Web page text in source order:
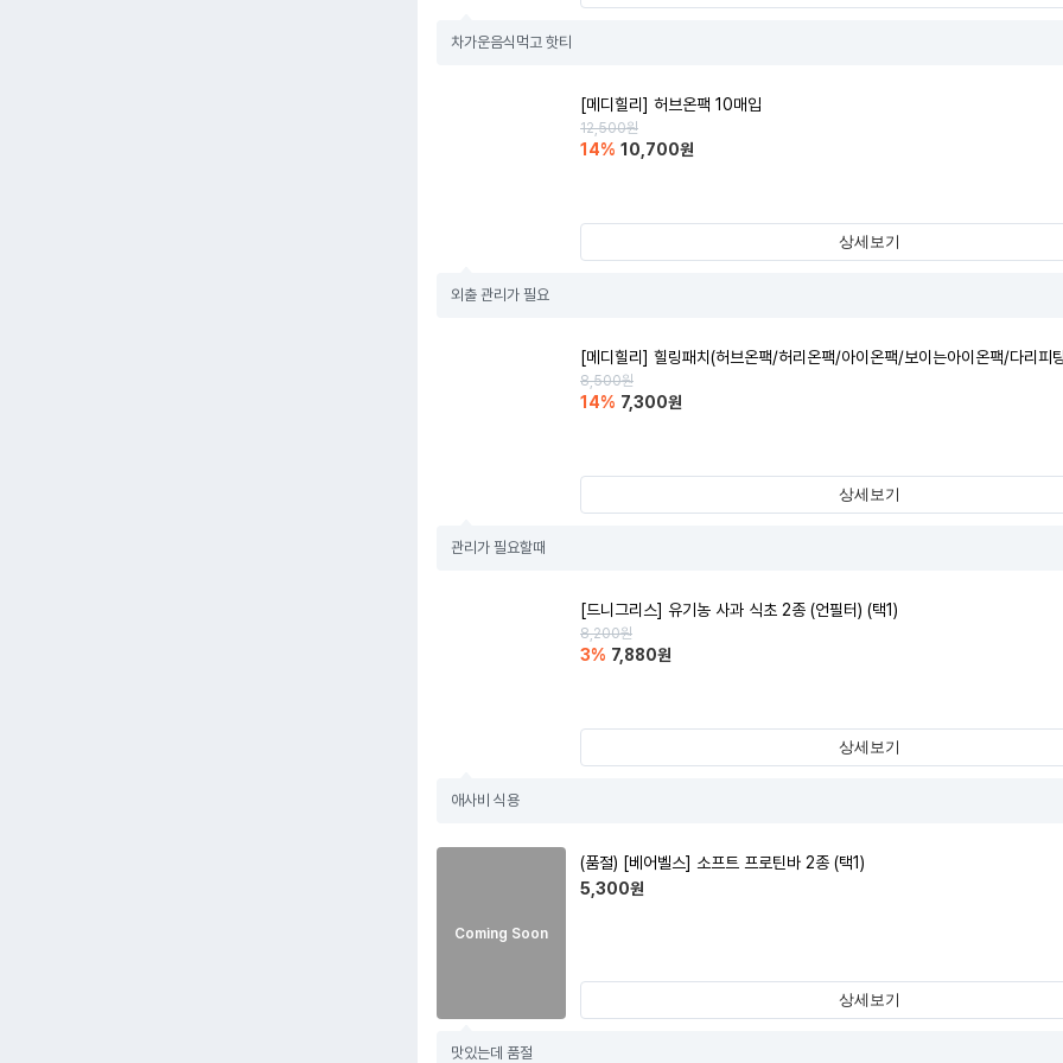
차가운음식먹고 핫티
[메디힐리] 허브온팩 10매입
12,500원
14% 10,700원
상세보기
외출 관리가 필요
[메디힐리] 힐링패치(허브온팩/허리온팩/아이온팩/보이는아이온팩/다리피
8,500원
14% 7,300원
상세보기
관리가 필요할때
[드니그리스] 유기농 사과 식초 2종 (언필터) (택1)
8,200원
3% 7,880원
상세보기
애사비 식용
Coming Soon
(품절) [베어벨스] 소프트 프로틴바 2종 (택1)
5,300원
상세보기
맛있는데 품절